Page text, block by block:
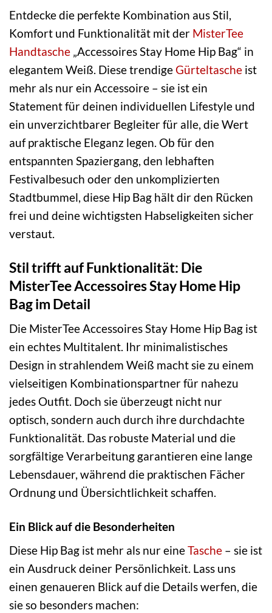
Entdecke die perfekte Kombination aus Stil,
Komfort und Funktionalität mit der MisterTee
Handtasche „Accessoires Stay Home Hip Bag“ in
elegantem Weiß. Diese trendigeGürteltasche ist
mehr als nur ein Accessoire – sie ist ein
Statement für deinen individuellen Lifestyle und
ein unverzichtbarer Begleiter für alle, die Wert
auf praktische Eleganz legen. Ob für den
entspannten Spaziergang, den lebhaften
Festivalbesuch oder den unkomplizierten
Stadtbummel, diese Hip Bag hält dir den Rücken
frei und deine wichtigsten Habseligkeiten sicher
verstaut.
Stil trifft auf Funktionalität: Die
MisterTee Accessoires Stay Home Hip
Bag im Detail
Die MisterTee Accessoires Stay Home Hip Bag ist
ein echtes Multitalent. Ihr minimalistisches
Design in strahlendem Weiß macht sie zu einem
vielseitigen Kombinationspartner für nahezu
jedes Outfit. Doch sie überzeugt nicht nur
optisch, sondern auch durch ihre durchdachte
Funktionalität. Das robuste Material und die
sorgfältige Verarbeitung garantieren eine lange
Lebensdauer, während die praktischen Fächer
Ordnung und Übersichtlichkeit schaffen.
Ein Blick auf die Besonderheiten
Diese Hip Bag ist mehr als nur eineTasche – sie ist
ein Ausdruck deiner Persönlichkeit. Lass uns
einen genaueren Blick auf die Details werfen, die
sie so besonders machen: